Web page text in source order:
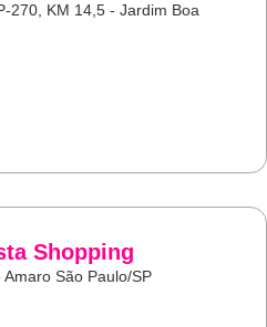
270, KM 14,5 - Jardim Boa
Shopping
São Paulo/SP